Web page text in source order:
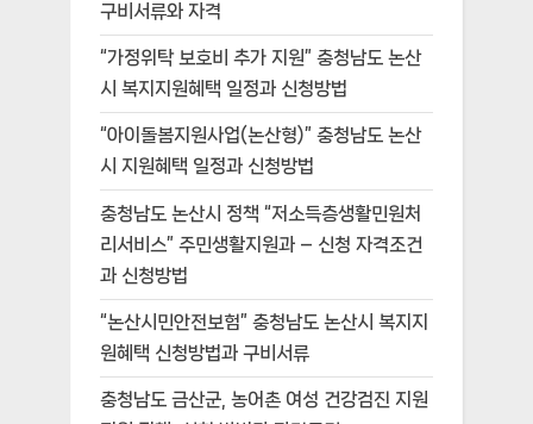
구비서류와 자격
“가정위탁 보호비 추가 지원” 충청남도 논산
시 복지지원혜택 일정과 신청방법
“아이돌봄지원사업(논산형)” 충청남도 논산
시 지원혜택 일정과 신청방법
충청남도 논산시 정책 “저소득층생활민원처
리서비스” 주민생활지원과 – 신청 자격조건
과 신청방법
“논산시민안전보험” 충청남도 논산시 복지지
원혜택 신청방법과 구비서류
충청남도 금산군, 농어촌 여성 건강검진 지원